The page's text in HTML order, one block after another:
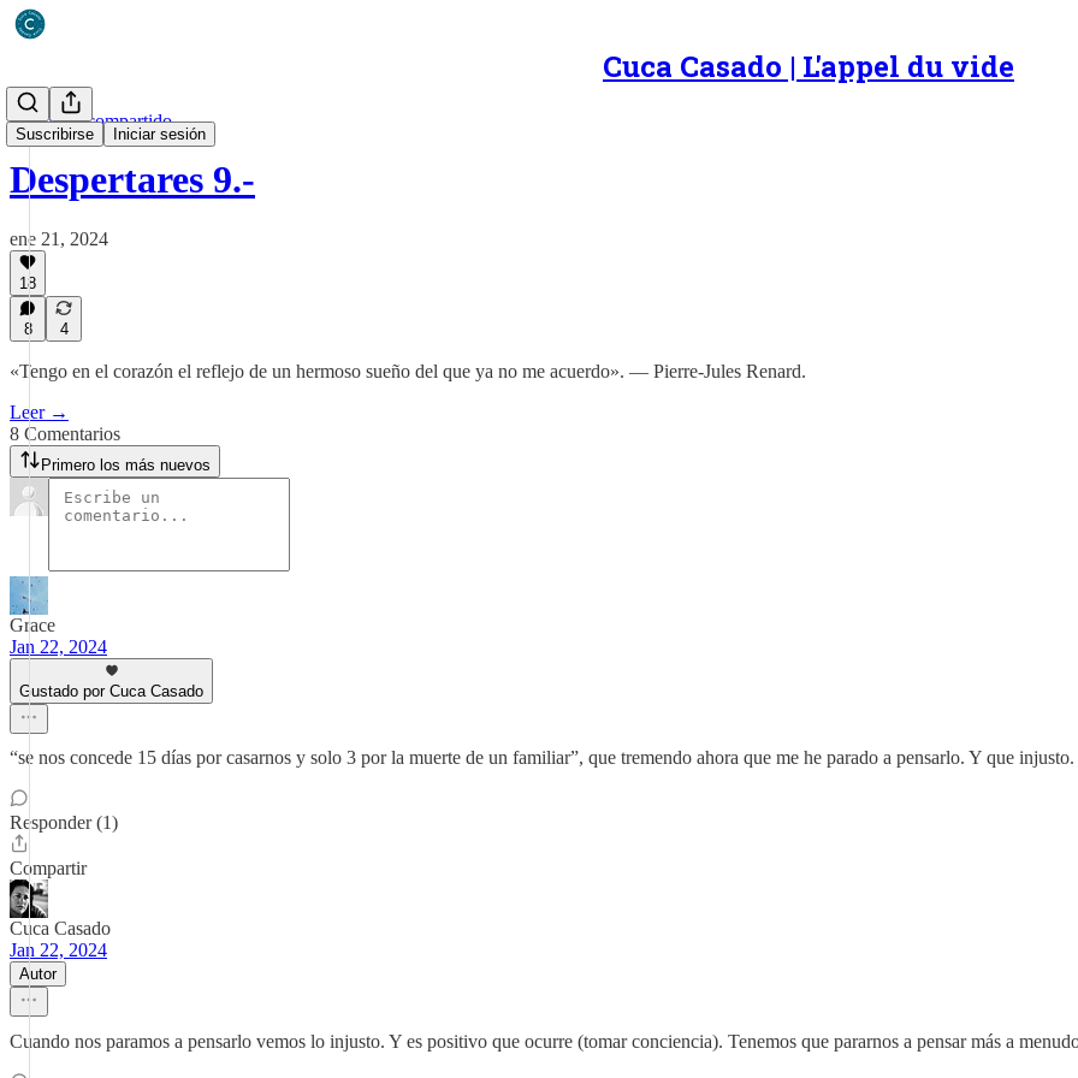
Cuca Casado | L'appel du vide
Suscribirse Iniciar sesión
Un diario compartido
Despertares 9.-
ene 21, 2024
18
8 4
«Tengo en el corazón el reflejo de un hermoso sueño del que ya no me acuerdo». — Pierre-Jules Renard.
Leer →
8 Comentarios
Primero los más nuevos
Grace
Jan 22, 2024
Gustado por Cuca Casado
“se nos concede 15 días por casarnos y solo 3 por la muerte de un familiar”, que tremendo ahora que me he parado a pensarlo. Y que injusto.
Responder (1)
Compartir
Cuca Casado
Jan 22, 2024
Autor
Cuando nos paramos a pensarlo vemos lo injusto. Y es positivo que ocurre (tomar conciencia). Tenemos que pararnos a pensar más a